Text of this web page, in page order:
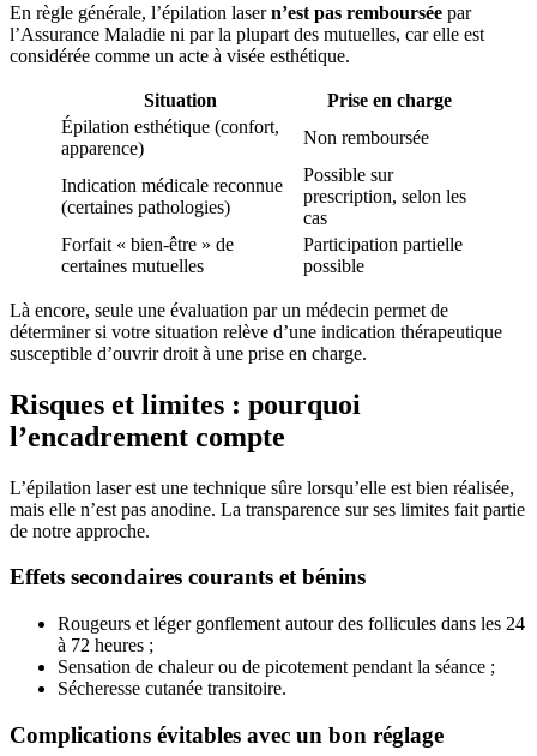
En règle générale, l’épilation lasern’est pas remboursée par
l’Assurance Maladie ni par la plupart des mutuelles, car elle est
considérée comme un acte à visée esthétique.
Situation
Prise en charge
Épilation esthétique (confort,
apparence)
Non remboursée
Indication médicale reconnue
(certaines pathologies)
Possible sur
prescription, selon les
cas
Forfait « bien-être » de
certaines mutuelles
Participation partielle
possible
Là encore, seule une évaluation par un médecin permet de
déterminer si votre situation relève d’une indication thérapeutique
susceptible d’ouvrir droit à une prise en charge.
Risques et limites : pourquoi
l’encadrement compte
L’épilation laser est une technique sûre lorsqu’elle est bien réalisée,
mais elle n’est pas anodine. La transparence sur ses limites fait partie
de notre approche.
Effets secondaires courants et bénins
Rougeurs et léger gonflement autour des follicules dans les 24
à 72 heures ;
Sensation de chaleur ou de picotement pendant la séance ;
Sécheresse cutanée transitoire.
Complications évitables avec un bon réglage